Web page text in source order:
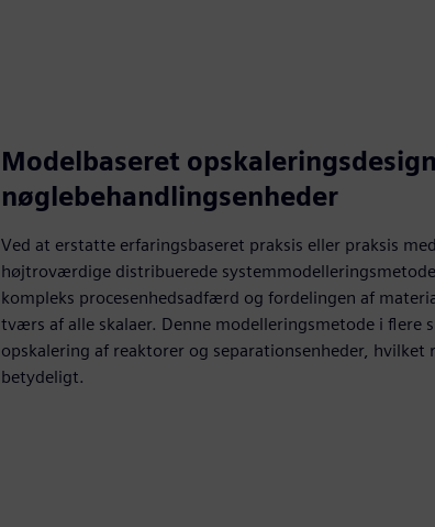
Modelbaseret
nøglebehandlingsenheder
Ved at erstatte erfaringsbaseret praksis eller praksis
højtroværdige distribuerede
kompleks procesenhedsadfærd og fordelingen af
tværs af alle skalaer. Denne modelleringsmetode i flere
opskalering af reaktorer og separationsenheder, hvilket
betydeligt.